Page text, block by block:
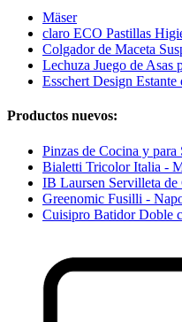
Mäser
claro ECO Pastillas
Colgador de Maceta
Lechuza Juego de
Esschert Design
Productos nuevos:
Pinzas de Cocina y
Bialetti Tricolor Italia -
IB Laursen Servilleta
Greenomic Fusilli -
Cuisipro Batidor Doble